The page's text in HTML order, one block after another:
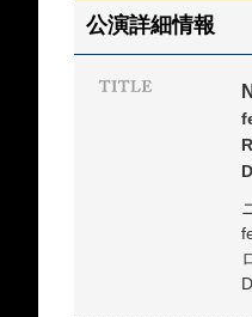
公演詳細情報